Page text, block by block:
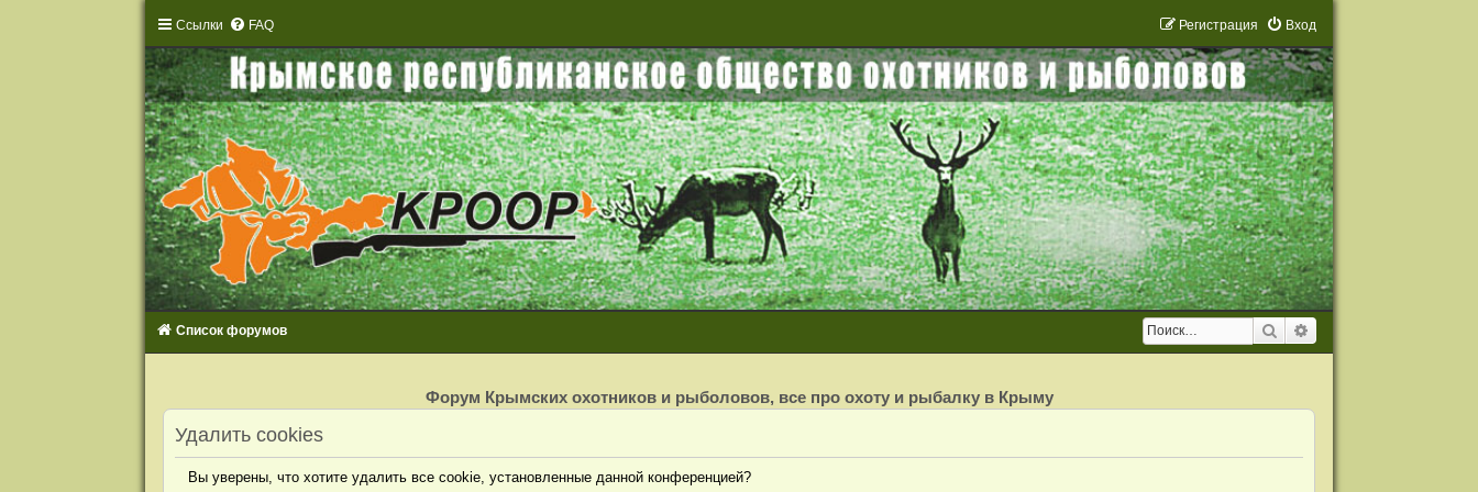
Ссылки FAQ Вход
Регистрация
Поиск
Список форумов
г
Форум Крымских охотников и рыболовов, все про охоту и рыбалку в Крыму
Удалить cookies
Вы уверены, что хотите удалить все cookie, установленные данной конференцией?